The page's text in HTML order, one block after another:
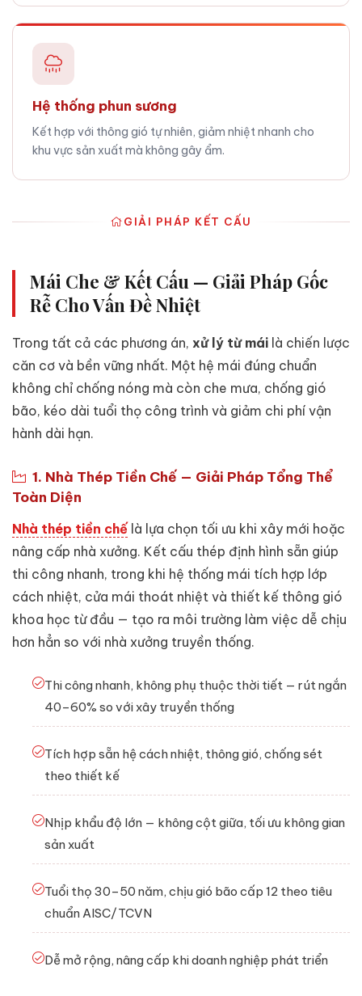
Hệ thống phun sương
Kết hợp với thông gió tự nhiên, giảm nhiệt nhanh cho
khu vực sản xuất mà không gây ẩm.
GIẢI PHÁP KẾT CẤU
Mái Che & Kết Cấu — Giải Pháp Gốc
Rễ Cho Vấn Đề Nhiệt
Trong tất cả các phương án, xử lý từ mái là chiến lược
căn cơ và bền vững nhất. Một hệ mái đúng chuẩn
không chỉ chống nóng mà còn che mưa, chống gió
bão, kéo dài tuổi thọ công trình và giảm chi phí vận
hành dài hạn.
1. Nhà Thép Tiền Chế — Giải Pháp Tổng Thể
Toàn Diện
Nhà thép tiền chế là lựa chọn tối ưu khi xây mới hoặc
nâng cấp nhà xưởng. Kết cấu thép định hình sẵn giúp
thi công nhanh, trong khi hệ thống mái tích hợp lớp
cách nhiệt, cửa mái thoát nhiệt và thiết kế thông gió
khoa học từ đầu — tạo ra môi trường làm việc dễ chịu
hơn hẳn so với nhà xưởng truyền thống.
Thi công nhanh, không phụ thuộc thời tiết — rút ngắn
40–60% so với xây truyền thống
Tích hợp sẵn hệ cách nhiệt, thông gió, chống sét
theo thiết kế
Nhịp khẩu độ lớn — không cột giữa, tối ưu không gian
sản xuất
Tuổi thọ 30–50 năm, chịu gió bão cấp 12 theo tiêu
chuẩn AISC/TCVN
Dễ mở rộng, nâng cấp khi doanh nghiệp phát triển